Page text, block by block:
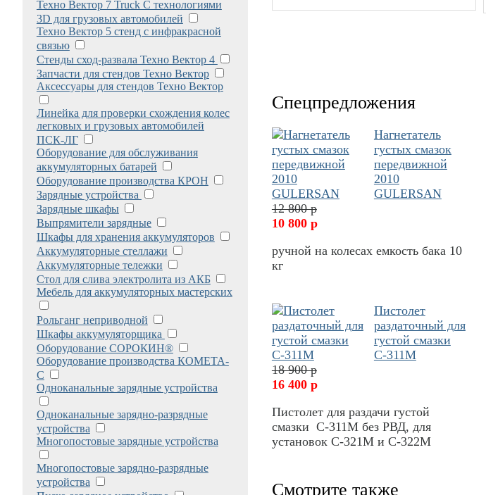
Техно Вектор 7 Truck С технологиями
3D для грузовых автомобилей
Техно Вектор 5 стенд с инфракрасной
связью
Стенды сход-развала Техно Вектор 4
Запчасти для стендов Техно Вектор
Аксессуары для стендов Техно Вектор
Линейка для проверки схождения колес
легковых и грузовых автомобилей
ПСК-ЛГ
Оборудование для обслуживания
аккумуляторных батарей
Оборудование производства КРОН
Зарядные устройства
Зарядные шкафы
Выпрямители зарядные
Шкафы для хранения аккумуляторов
Аккумуляторные стеллажи
Аккумуляторные тележки
Стол для слива электролита из АКБ
Мебель для аккумуляторных мастерских
Рольганг неприводной
Шкафы аккумуляторщика
Оборудование СОРОКИН®
Оборудование производства КОМЕТА-
С
Одноканальные зарядные устройства
Одноканальные зарядно-разрядные
устройства
Многопостовые зарядные устройства
Многопостовые зарядно-разрядные
устройства
Спецпредложения
Нагнетатель
густых смазок
передвижной
2010
GULERSAN
12 800 р
10 800 р
ручной на колесах емкость бака 10
кг
Пистолет
раздаточный для
густой смазки
С-311М
18 900 р
16 400 р
Пистолет для раздачи густой
смазки С-311М без РВД, для
установок С-321М и С-322М
Смотрите также